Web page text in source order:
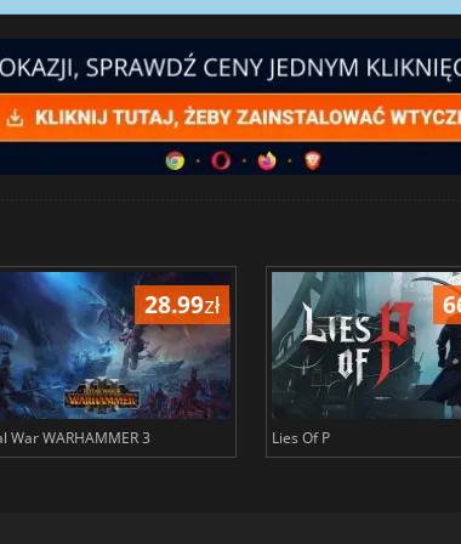
66.49zł 145.20 zł
METAL GEAR SOLID DELTA SNAKE EATER